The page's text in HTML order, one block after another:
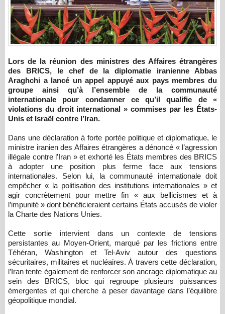
Lors de la réunion des ministres des Affaires étrangères
des BRICS, le chef de la diplomatie iranienne Abbas
Araghchi a lancé un appel appuyé aux pays membres du
groupe ainsi qu’à l’ensemble de la communauté
internationale pour condamner ce qu’il qualifie de «
violations du droit international » commises par les États-
Unis et Israël contre l’Iran.
Dans une déclaration à forte portée politique et diplomatique, le
ministre iranien des Affaires étrangères a dénoncé « l’agression
illégale contre l’Iran » et exhorté les États membres des BRICS
à adopter une position plus ferme face aux tensions
internationales. Selon lui, la communauté internationale doit
empêcher « la politisation des institutions internationales » et
agir concrètement pour mettre fin « aux bellicismes et à
l’impunité » dont bénéficieraient certains États accusés de violer
la Charte des Nations Unies.
Cette sortie intervient dans un contexte de tensions
persistantes au Moyen-Orient, marqué par les frictions entre
Téhéran, Washington et Tel-Aviv autour des questions
sécuritaires, militaires et nucléaires. À travers cette déclaration,
l’Iran tente également de renforcer son ancrage diplomatique au
sein des BRICS, bloc qui regroupe plusieurs puissances
émergentes et qui cherche à peser davantage dans l’équilibre
géopolitique mondial.